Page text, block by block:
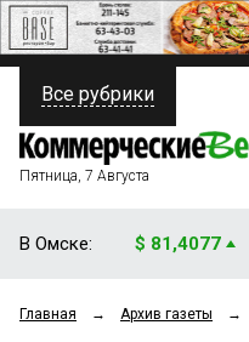
ПОЛИТИКА
ФИНАНСЫ
ОБЩЕСТВО
Все рубрики
Пятница, 7 Августа
В Омске: $ 81,4077
Главная → Архив газеты →